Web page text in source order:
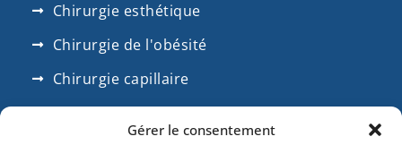
Gérer le consentement
Chirurgie esthétique
Chirurgie de l'obésité
Chirurgie capillaire
Chirrugie dentaire